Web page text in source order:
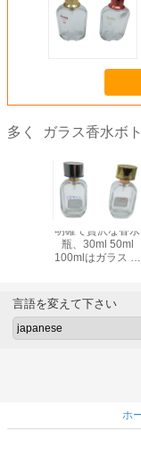
多く ガラス香水ボ
明確で贅沢な香水
瓶、30ml 50ml
100mlはガラス ス
言語を変えて下さい
ホ